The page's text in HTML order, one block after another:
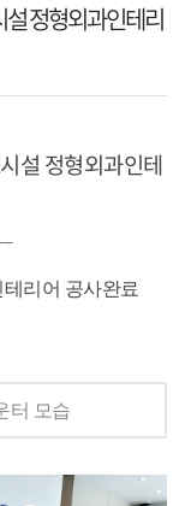
설 정형외과인테리
설 정형외과인테
리어 공사완료
터 모습